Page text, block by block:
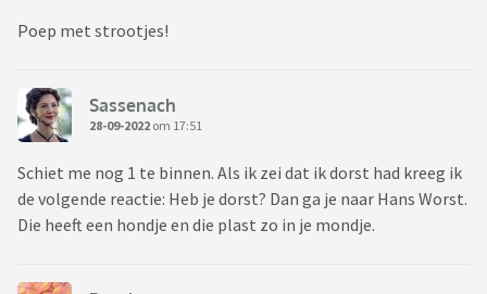
Poep met strootjes!
Sassenach
28-09-2022 om 17:51
Schiet me nog 1 te binnen. Als ik zei dat ik dorst had kreeg ik
de volgende reactie: Heb je dorst? Dan ga je naar Hans Worst.
Die heeft een hondje en die plast zo in je mondje.